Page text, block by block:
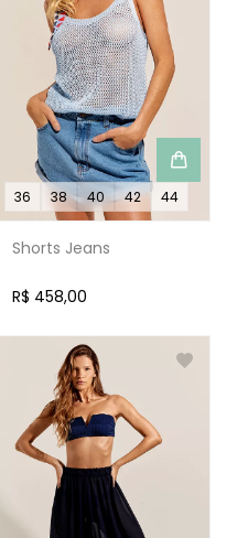
36 38 40 42 44
Shorts Jeans
R$ 458,00